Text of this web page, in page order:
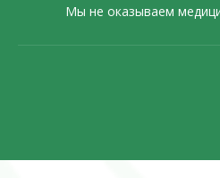
Мы не оказываем